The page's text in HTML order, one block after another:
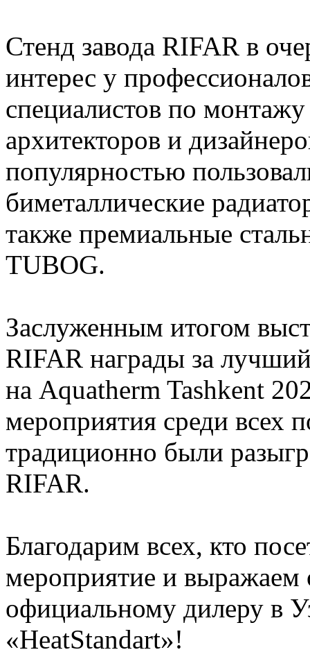
Стенд завода RIFAR в
интерес у
специалистов по
архитекторов и
популярностью
биметаллические
также премиальные
TUBOG.
Заслуженным итогом
RIFAR награды за
на Aquatherm Tashkent
мероприятия среди всех
традиционно были
RIFAR.
Благодарим всех, кто
мероприятие и выражаем
официальному дилеру в
«HeatStandart»!